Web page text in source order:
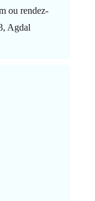
ou rendez-
Agdal